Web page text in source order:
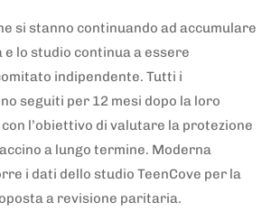
si stanno continuando ad accumulare
e lo studio continua a essere
indipendente. Tutti i
seguiti per 12 mesi dopo la loro
l’obiettivo di valutare la protezione
a lungo termine. Moderna
i dati dello studio TeenCove per la
a revisione paritaria.